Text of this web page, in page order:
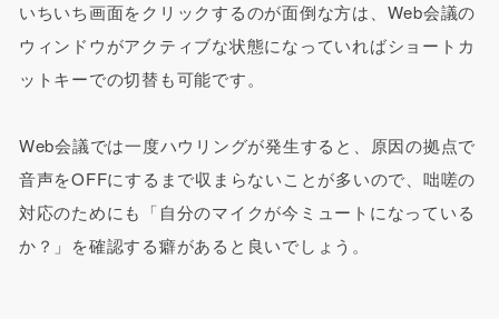
いちいち画面をクリックするのが面倒な方は、Web会議の
ウィンドウがアクティブな状態になっていればショートカ
ットキーでの切替も可能です。
Web会議では一度ハウリングが発生すると、原因の拠点で
音声をOFFにするまで収まらないことが多いので、咄嗟の
対応のためにも「自分のマイクが今ミュートになっている
か？」を確認する癖があると良いでしょう。